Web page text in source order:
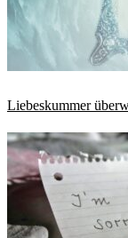
Liebeskummer